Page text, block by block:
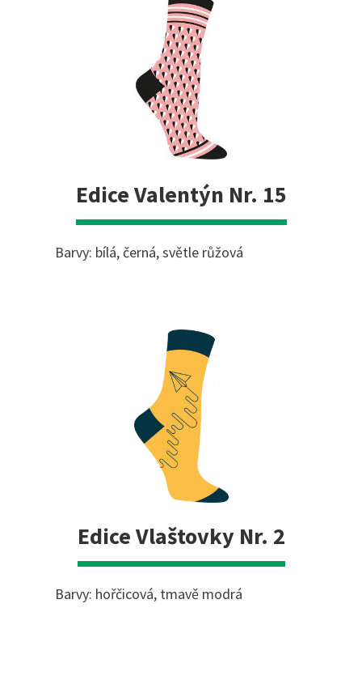
Edice Valentýn Nr. 15
Barvy: bílá, černá, světle růžová
Edice Vlaštovky Nr. 2
Barvy: hořčicová, tmavě modrá